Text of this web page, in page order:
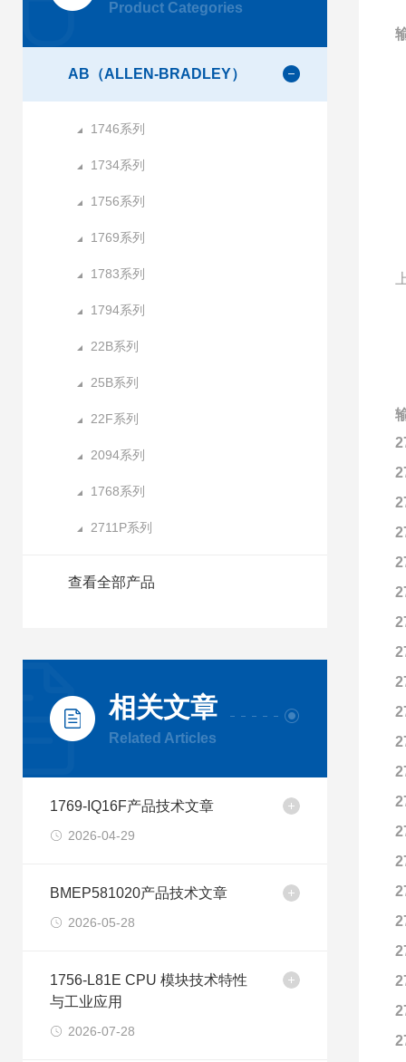
Product Categories
AB（ALLEN-BRADLEY）
1746系列
1734系列
1756系列
1769系列
1783系列
1794系列
22B系列
25B系列
22F系列
2094系列
1768系列
2711P系列
查看全部产品
相关文章
Related Articles
1769-IQ16F产品技术文章
2026-04-29
BMEP581020产品技术文章
2026-05-28
1756-L81E CPU 模块技术特性
与工业应用
2026-07-28